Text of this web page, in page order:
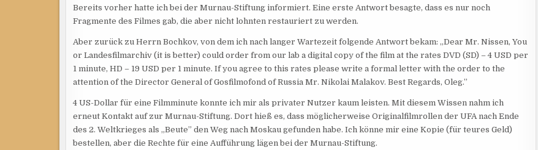
Bereits vorher hatte ich bei der Murnau-Stiftung informiert. Eine erste Antwort besagte, dass es nur noch
Fragmente des Filmes gab, die aber nicht lohnten restauriert zu werden.
Aber zurück zu Herrn Bochkov, von dem ich nach langer Wartezeit folgende Antwort bekam: „Dear Mr. Nissen, You
or Landesfilmarchiv (it is better) could order from our lab a digital copy of the film at the rates DVD (SD) – 4 USD per
1 minute, HD – 19 USD per 1 minute. If you agree to this rates please write a formal letter with the order to the
attention of the Director General of Gosfilmofond of Russia Mr. Nikolai Malakov. Best Regards, Oleg.”
4 US-Dollar für eine Filmminute konnte ich mir als privater Nutzer kaum leisten. Mit diesem Wissen nahm ich
erneut Kontakt auf zur Murnau-Stiftung. Dort hieß es, dass möglicherweise Originalfilmrollen der UFA nach Ende
des 2. Weltkrieges als „Beute” den Weg nach Moskau gefunden habe. Ich könne mir eine Kopie (für teures Geld)
bestellen, aber die Rechte für eine Aufführung lägen bei der Murnau-Stiftung.